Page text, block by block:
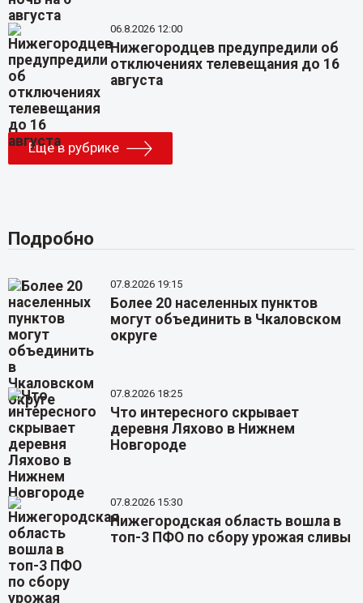
06.8.2026 12:00
Нижегородцев предупредили об
отключениях телевещания до 16
августа
Еще в рубрике
Подробно
07.8.2026 19:15
Более 20 населенных пунктов
могут объединить в Чкаловском
округе
07.8.2026 18:25
Что интересного скрывает
деревня Ляхово в Нижнем
Новгороде
07.8.2026 15:30
Нижегородская область вошла в
топ-3 ПФО по сбору урожая сливы